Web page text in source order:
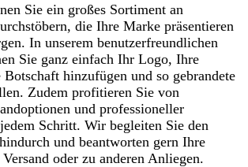
Sie ein großes Sortiment an
die Ihre Marke präsentieren
In unserem benutzerfreundlichen
Sie ganz einfach Ihr Logo, Ihre
hinzufügen und so gebrandete
Zudem profitieren Sie von
und professioneller
Schritt. Wir begleiten Sie den
und beantworten gern Ihre
oder zu anderen Anliegen.